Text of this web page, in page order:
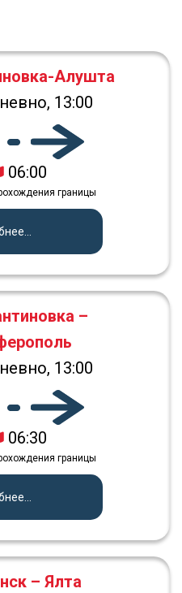
Алушта
13:00
06:00
границы
–
13:00
06:30
границы
– Ялта